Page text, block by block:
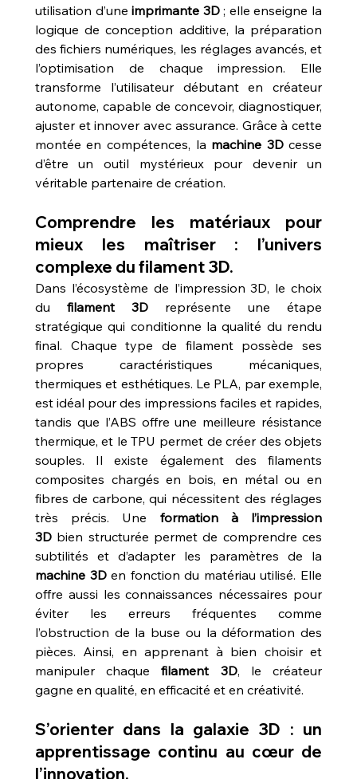
utilisation d’une imprimante 3D ; elle enseigne la
logique de conception additive, la préparation
des fichiers numériques, les réglages avancés, et
l’optimisation de chaque impression. Elle
transforme l’utilisateur débutant en créateur
autonome, capable de concevoir, diagnostiquer,
ajuster et innover avec assurance. Grâce à cette
montée en compétences, la machine 3D cesse
d’être un outil mystérieux pour devenir un
véritable partenaire de création.
Comprendre les matériaux pour
mieux les maîtriser : l’univers
complexe du filament 3D.
Dans l’écosystème de l’impression 3D, le choix
du filament 3D représente une étape
stratégique qui conditionne la qualité du rendu
final. Chaque type de filament possède ses
propres caractéristiques mécaniques,
thermiques et esthétiques. Le PLA, par exemple,
est idéal pour des impressions faciles et rapides,
tandis que l’ABS offre une meilleure résistance
thermique, et le TPU permet de créer des objets
souples. Il existe également des filaments
composites chargés en bois, en métal ou en
fibres de carbone, qui nécessitent des réglages
très précis. Une formation à l’impression
3D bien structurée permet de comprendre ces
machine 3D en fonction du matériau utilisé. Elle
offre aussi les connaissances nécessaires pour
éviter les erreurs fréquentes comme
l’obstruction de la buse ou la déformation des
pièces. Ainsi, en apprenant à bien choisir et
manipuler chaque filament 3D, le créateur
gagne en qualité, en efficacité et en créativité.
S’orienter dans la galaxie 3D : un
apprentissage continu au cœur de
l’innovation.